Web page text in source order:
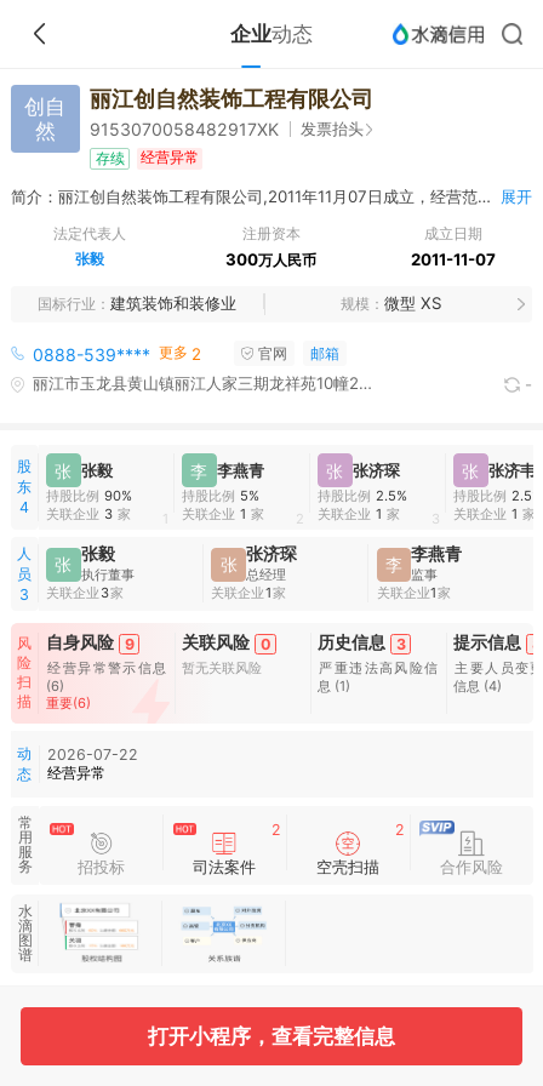
企业动态
创自
然
丽江创自然装饰工程有限公司
9153070058482917XK 发票抬头
存续 经营异常
简介：丽江创自然装饰工程有限公司,2011年11月07日成立，经营范围包括承接装修装饰工程；装修材料、装饰材料的销售。 展开
法定代表人
张毅
注册资本
300万人民币
成立日期
2011-11-07
国标行业 建筑装饰和装修业 规模 微型 XS
0888-539**** 更多 2 官网 邮箱
丽江市玉龙县黄山镇丽江人家三期龙祥苑10幢2单元501号 -
股
东
4
张 张毅
持股比例 90%
关联企业 3 家 1
李 李燕青
持股比例 5%
关联企业 1 家 2
张 张济琛
持股比例 2.5%
关联企业 1 家 3
张 张济韦
持股比例 2.5%
关联企业 1 家
人
员
3
张 张毅
执行董事
关联企业 3家
张 张济琛
总经理
关联企业1家
李 李燕青
监事
关联企业1家
风
险
扫
描
自身风险 9
经营异常警示信息
(6)
重要(6)
关联风险 0
暂无关联风险
历史信息 3
严重违法高风险信
息 (1)
提示信息 8
主要人员变
信息 (4)
动
态
2026-07-22
经营异常
常
用
服
务
招投标
2
司法案件
2
空壳扫描 合作风险
水
滴
图
谱
打开小程序，查看完整信息